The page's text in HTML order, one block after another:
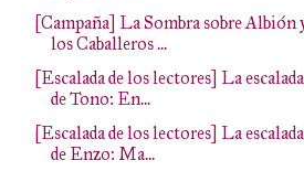
[Campaña] La Sombra sobre Albión
los Caballeros ...
[Escalada de los lectores] La escalada
de Tono: En...
[Escalada de los lectores] La escalada
de Enzo: Ma...